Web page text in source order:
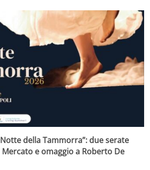
della Tammorra”: due serate
e omaggio a Roberto De